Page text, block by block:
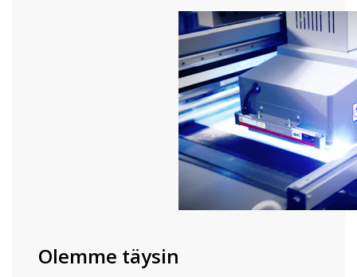
Olemme täysin